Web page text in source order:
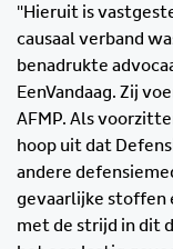
"Hieruit is
causaal verband
benadrukte
EenVandaag. Zij
AFMP. Als
hoop uit dat
andere
gevaarlijke stoffen
met de strijd in dit